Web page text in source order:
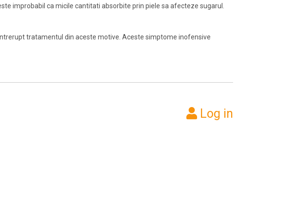
improbabil ca micile cantitati absorbite prin piele sa afecteze sugarul.
tratamentul din aceste motive. Aceste simptome inofensive
Log in